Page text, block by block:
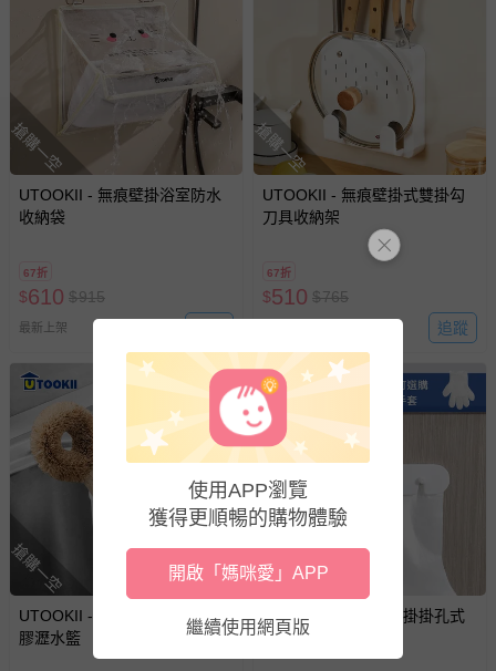
搶購一空
UTOOKII - 無痕壁掛浴室防水
收納袋
67折
$610 $915
最新上架
搶購一空
UTOOKII - 無痕壁掛式雙掛勾
刀具收納架
67折
$510 $765
追蹤
搶購一空
UTOOKII - 貓咪造型扣掛式矽
膠瀝水籃
搶購一空
UTOOKII - 免鑽釘壁掛掛孔式
手套架(手套另購)
使用APP瀏覽
獲得更順暢的購物體驗
開啟「媽咪愛」APP
繼續使用網頁版